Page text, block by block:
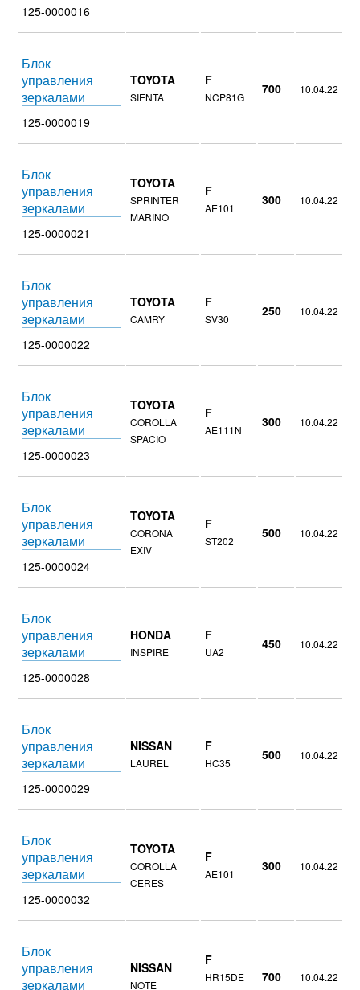
125-0000016
Блок
управления
зеркалами
125-0000019
TOYOTA
SIENTA
F
NCP81G
700 10.04.22
Блок
управления
зеркалами
125-0000021
TOYOTA
SPRINTER
MARINO
F
AE101
300 10.04.22
Блок
управления
зеркалами
125-0000022
TOYOTA
CAMRY
F
SV30
250 10.04.22
Блок
управления
зеркалами
125-0000023
TOYOTA
COROLLA
SPACIO
F
AE111N
300 10.04.22
Блок
управления
зеркалами
125-0000024
TOYOTA
CORONA
EXIV
F
ST202
500 10.04.22
Блок
управления
зеркалами
125-0000028
HONDA
INSPIRE
F
UA2
450 10.04.22
Блок
управления
зеркалами
125-0000029
NISSAN
LAUREL
F
HC35
500 10.04.22
Блок
управления
зеркалами
125-0000032
TOYOTA
COROLLA
CERES
F
AE101
300 10.04.22
Блок
управления
зеркалами
NISSAN
NOTE
F
HR15DE
700 10.04.22